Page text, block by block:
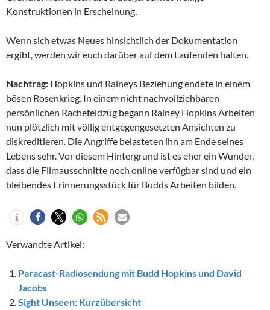
Konstruktionen in Erscheinung.
Wenn sich etwas Neues hinsichtlich der Dokumentation
ergibt, werden wir euch darüber auf dem Laufenden halten.
Nachtrag: Hopkins und Raineys Beziehung endete in einem
bösen Rosenkrieg. In einem nicht nachvollziehbaren
persönlichen Rachefeldzug begann Rainey Hopkins Arbeiten
nun plötzlich mit völlig entgegengesetzten Ansichten zu
diskreditieren. Die Angriffe belasteten ihn am Ende seines
Lebens sehr. Vor diesem Hintergrund ist es eher ein Wunder,
dass die Filmausschnitte noch online verfügbar sind und ein
bleibendes Erinnerungsstück für Budds Arbeiten bilden.
Verwandte Artikel:
Paracast-Radiosendung mit Budd Hopkins und David
Jacobs
Sight Unseen: Kurzübersicht